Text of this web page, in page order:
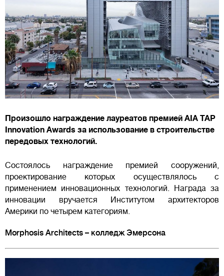
Произошло награждение лауреатов премией AIA TAP
Innovation Awards за использование в строительстве
передовых технологий.
Состоялось награждение премией сооружений,
проектирование которых осуществлялось с
применением инновационных технологий. Награда за
инновации вручается Институтом архитекторов
Америки по четырем категориям.
Morphosis Architects – колледж Эмерсона